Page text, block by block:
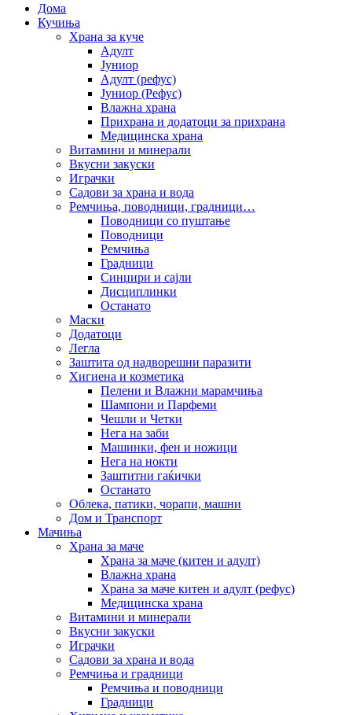
Дома
Кучиња
Храна за куче
Адулт
Јуниор
Адулт (рефус)
Јуниор (Рефус)
Влажна храна
Прихрана и додатоци за прихрана
Медицинска храна
Витамини и минерали
Вкусни закуски
Играчки
Садови за храна и вода
Ремчиња, поводници, градници…
Поводници со пуштање
Поводници
Ремчиња
Градници
Синџири и сајли
Дисциплинки
Останато
Маски
Додатоци
Легла
Заштита од надворешни паразити
Хигиена и козметика
Пелени и Влажни марамчиња
Шампони и Парфеми
Чешли и Четки
Нега на заби
Машинки, фен и ножици
Нега на нокти
Заштитни гаќички
Останато
Облека, патики, чорапи, машни
Дом и Транспорт
Мачиња
Храна за маче
Храна за маче (китен и адулт)
Влажна храна
Храна за маче китен и адулт (рефус)
Медицинска храна
Витамини и минерали
Вкусни закуски
Играчки
Садови за храна и вода
Ремчиња и градници
Ремчиња и поводници
Градници